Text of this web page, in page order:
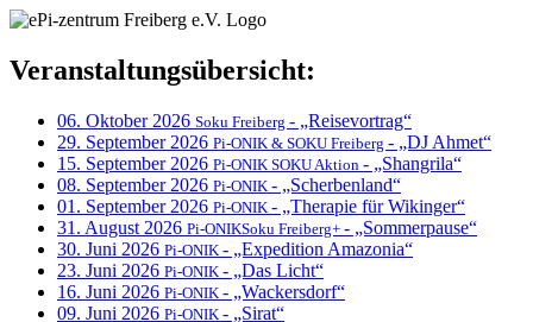
Veranstaltungsübersicht:
06. Oktober 2026 Soku Freiberg - „Reisevortrag“
29. September 2026 Pi-ONIK & SOKU Freiberg - „DJ Ahmet“
15. September 2026 Pi-ONIK SOKU Aktion - „Shangrila“
08. September 2026 Pi-ONIK - „Scherbenland“
01. September 2026 Pi-ONIK - „Therapie für Wikinger“
31. August 2026 Pi-ONIKSoku Freiberg+ - „Sommerpause“
30. Juni 2026 Pi-ONIK - „Expedition Amazonia“
23. Juni 2026 Pi-ONIK - „Das Licht“
16. Juni 2026 Pi-ONIK - „Wackersdorf“
09. Juni 2026 Pi-ONIK - „Sirat“